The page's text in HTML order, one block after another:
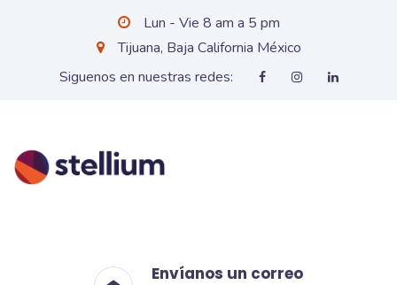
Lun - Vie 8 am a 5 pm
Tijuana, Baja California México
Siguenos en nuestras redes:
Envíanos un correo